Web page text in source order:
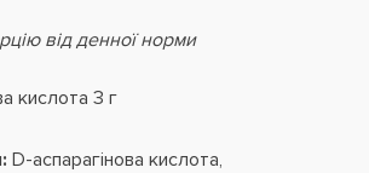
від денної норми
кислота 3 г
D-аспарагінова кислота,